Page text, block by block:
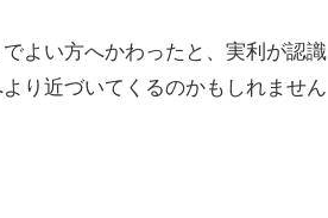
よい方へかわったと、実利が認識
り近づいてくるのかもしれません